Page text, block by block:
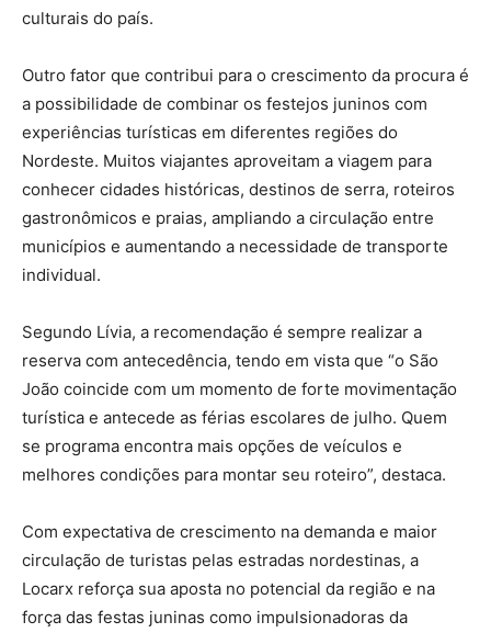
culturais do país.
Outro fator que contribui para o crescimento da procura é
a possibilidade de combinar os festejos juninos com
experiências turísticas em diferentes regiões do
Nordeste. Muitos viajantes aproveitam a viagem para
conhecer cidades históricas, destinos de serra, roteiros
gastronômicos e praias, ampliando a circulação entre
municípios e aumentando a necessidade de transporte
individual.
Segundo Lívia, a recomendação é sempre realizar a
reserva com antecedência, tendo em vista que “o São
João coincide com um momento de forte movimentação
turística e antecede as férias escolares de julho. Quem
se programa encontra mais opções de veículos e
melhores condições para montar seu roteiro”, destaca.
Com expectativa de crescimento na demanda e maior
circulação de turistas pelas estradas nordestinas, a
Locarx reforça sua aposta no potencial da região e na
força das festas juninas como impulsionadoras da